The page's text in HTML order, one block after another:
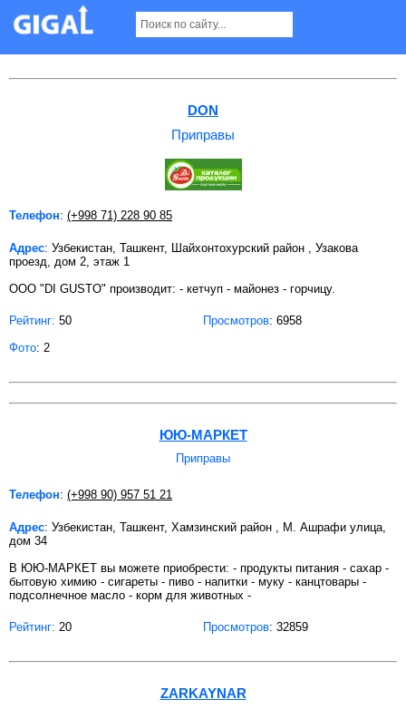
Приправы в Ташкенте
DON
Приправы
Телефон: (+998 71) 228 90 85
Адрес: Узбекистан, Ташкент, Шайхонтохурский район , Узакова
проезд, дом 2, этаж 1
OOO "DI GUSTO" производит: - кетчуп - майонез - горчицу.
Рейтинг: 50 Просмотров: 6958
Фото: 2
ЮЮ-МАРКЕТ
Приправы
Телефон: (+998 90) 957 51 21
Адрес: Узбекистан, Ташкент, Хамзинский район , М. Ашрафи улица,
дом 34
В ЮЮ-МАРКЕТ вы можете приобрести: - продукты питания - сахар -
бытовую химию - сигареты - пиво - напитки - муку - канцтовары -
подсолнечное масло - корм для животных -
Рейтинг: 20 Просмотров: 32859
ZARKAYNAR